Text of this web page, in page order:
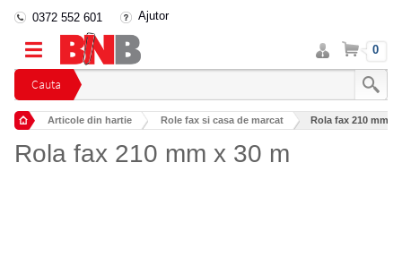
Cauta
0372 552 601 Ajutor
Intra
in
cont
Cos 0
Articole din hartie Role fax si casa de marcat Rola fax 210 mm x
Rola fax 210 mm x 30 m